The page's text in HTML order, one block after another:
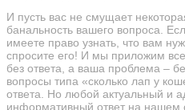
И пусть вас не смущает
банальность вашего вопроса.
имеете право узнать, что вам
спросите его! И мы приложим
без ответа, а ваша проблема –
вопросы типа «сколько лап у
ответа. Но любой актуальный и
информативный ответ на нашем